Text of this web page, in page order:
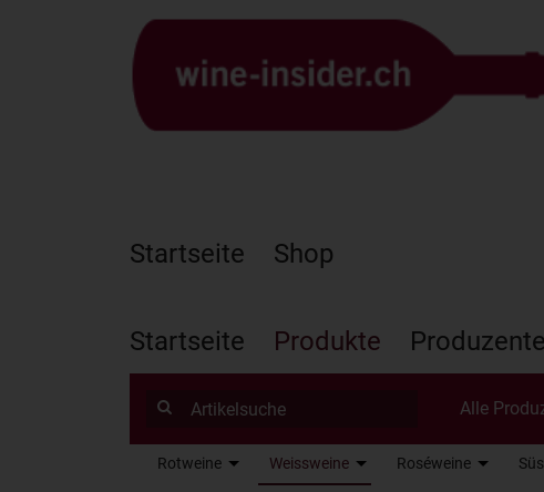
Startseite Shop
Startseite Produkte
Alle
Rotweine Weissweine Roséweine